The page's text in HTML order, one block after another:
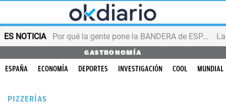
ES NOTICIA Por qué la gente pone la BANDERA de ESPAÑA en el balcón
GASTRONOMÍA
ESPAÑA ECONOMÍA DEPORTES INVESTIGACIÓN COOL MUNDIAL
PIZZERÍAS